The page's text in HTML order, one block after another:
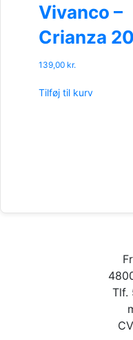
Vivanco –
Crianza
139,00 kr.
Tilføj til kurv
Tlf.